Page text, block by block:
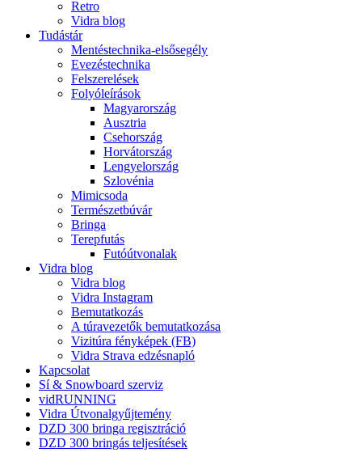
Retro
Vidra blog
Tudástár
Mentéstechnika-elsősegély
Evezéstechnika
Felszerelések
Folyóleírások
Magyarország
Ausztria
Csehország
Horvátország
Lengyelország
Szlovénia
Mimicsoda
Természetbúvár
Bringa
Terepfutás
Futóútvonalak
Vidra blog
Vidra blog
Vidra Instagram
Bemutatkozás
A túravezetők bemutatkozása
Vizitúra fényképek (FB)
Vidra Strava edzésnapló
Kapcsolat
Sí & Snowboard szerviz
vidRUNNING
Vidra Útvonalgyűjtemény
DZD 300 bringa regisztráció
DZD 300 bringás teljesítések